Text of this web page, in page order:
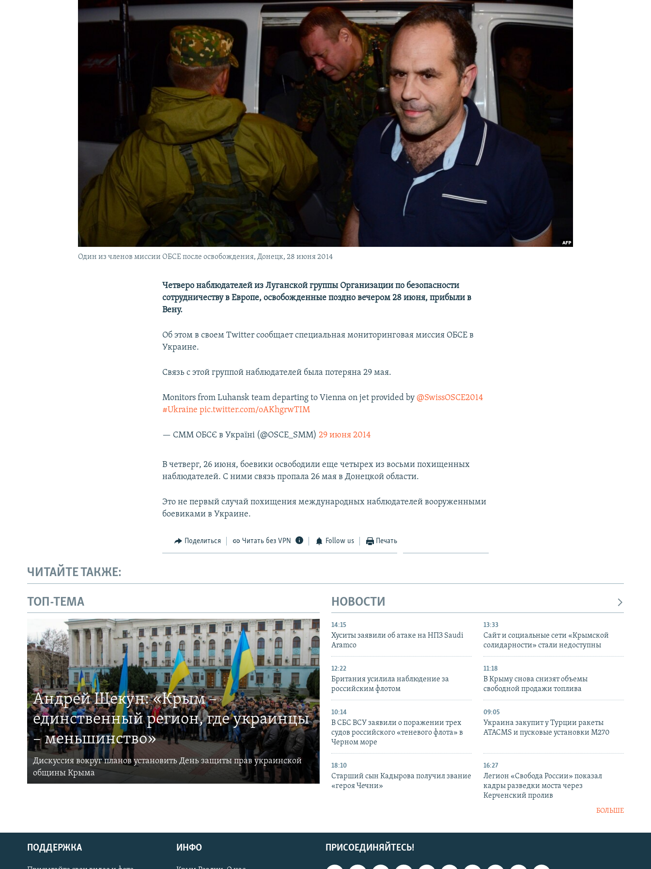
Один из членов миссии ОБСЕ после освобождения, Донецк, 28 июня 2014
Четверо наблюдателей из Луганской группы Организации по безопасности
сотрудничеству в Европе, освобожденные поздно вечером 28 июня, прибыли в
Вену.
Об этом в своем Twitter сообщает специальная мониторинговая миссия ОБСЕ в
Украине.
Связь с этой группой наблюдателей была потеряна 29 мая.
Monitors from Luhansk team departing to Vienna on jet provided by@SwissOSCE2014
#Ukraine pic.twitter.com/oAKhgrwTIM
— СММ ОБСЄ в Україні (@OSCE_SMM)29 июня 2014
В четверг, 26 июня, боевики освободили еще четырех из восьми похищенных
наблюдателей. С ними связь пропала 26 мая в Донецкой области.
Это не первый случай похищения международных наблюдателей вооруженными
боевиками в Украине.
Поделиться Читать без VPN Follow us Печать
ЧИТАЙТЕ ТАКЖЕ:
ТОП-ТЕМА
Андрей Щекун: «Крым –
единственный регион, где украинцы
– меньшинство»
Дискуссия вокруг планов установить День защиты прав украинской
общины Крыма
НОВОСТИ
14:15
Хуситы заявили об атаке на НПЗ Saudi
Aramco
13:33
Сайт и социальные сети «Крымской
солидарности» стали недоступны
12:22
Британия усилила наблюдение за
российским флотом
11:18
В Крыму снова снизят объемы
свободной продажи топлива
10:14
В СБС ВСУ заявили о поражении трех
судов российского «теневого флота» в
Черном море
09:05
Украина закупит у Турции ракеты
ATACMS и пусковые установки M270
18:10
Старший сын Кадырова получил звание
«героя Чечни»
16:27
Легион «Свобода России» показал
кадры разведки моста через
Керченский пролив
БОЛЬШЕ
ПРИСОЕДИНЯЙТЕСЬ!
ПОДДЕРЖКА ИНФО